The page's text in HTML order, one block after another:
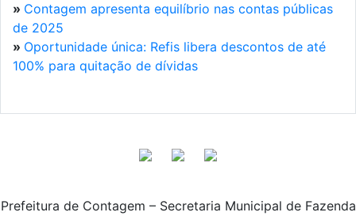
» Contagem apresenta equilíbrio nas contas públicas
de 2025
» Oportunidade única: Refis libera descontos de até
100% para quitação de dívidas
Prefeitura de Contagem – Secretaria Municipal de Fazenda